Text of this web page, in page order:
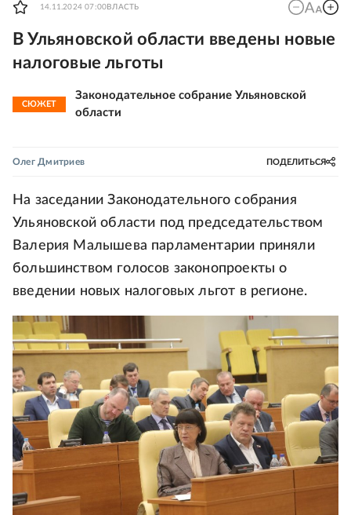
14.11.2024 07:00 ВЛАСТЬ
В Ульяновской области введены новые
налоговые льготы
СЮЖЕТ
Законодательное собрание Ульяновской
области
Олег Дмитриев ПОДЕЛИТЬСЯ
На заседании Законодательного собрания
Ульяновской области под председательством
Валерия Малышева парламентарии приняли
большинством голосов законопроекты о
введении новых налоговых льгот в регионе.